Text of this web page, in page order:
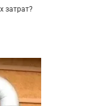
затрат?